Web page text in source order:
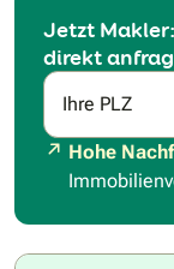
Jetzt
direkt
Ihre PLZ
Hohe